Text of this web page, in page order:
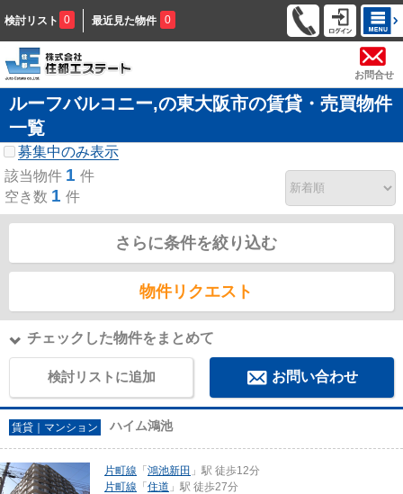
検討リスト 0 最近見た物件 0
お問合せ
ルーフバルコニー,の東大阪市の賃貸・売買物件
一覧
募集中のみ表示
該当物件 1 件
空き数 1 件
さらに条件を絞り込む
物件リクエスト
チェックした物件をまとめて
検討リストに追加 お問い合わせ
賃貸｜マンション ハイム鴻池
片町線 「 鴻池新田 」駅 徒歩12分
片町線 「 住道 」駅 徒歩27分